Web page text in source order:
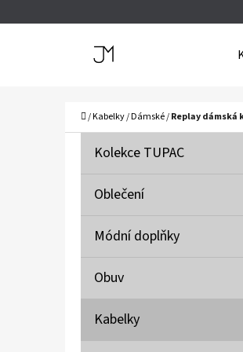
Domů
/Kabelky/Dámské/Replay dámská
Přeskočit
K Kolekce TUPAC
Oblečení
Módní doplňky
Obuv
Kabelky